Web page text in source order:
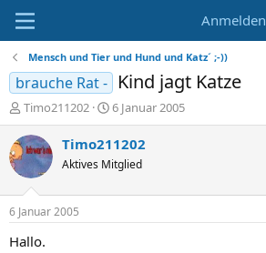
Anmelden
Mensch und Tier und Hund und Katz´ ;-))
brauche Rat - Kind jagt Katze
E
r
s
t
e
e
r
Timo211202
E
r
s
t
e
t
6 Januar 2005
Timo211202
Aktives Mitglied
6 Januar 2005
Hallo.